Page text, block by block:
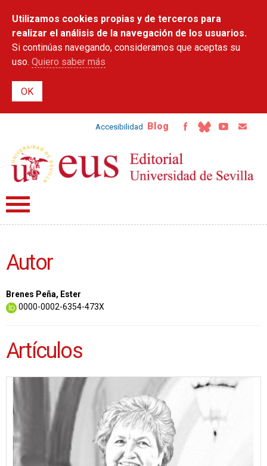
contenido
principal
Utilizamos cookies propias y de terceros para
realizar el análisis de la navegación de los usuarios.
Si continúas navegando, consideramos que aceptas su
uso. Quiero saber más
Accesibilidad Blog
Autor
Brenes Peña, Ester
0000-0002-6354-473X
Artículos